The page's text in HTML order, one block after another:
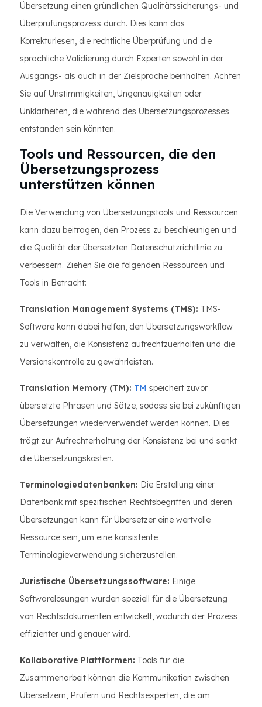
Übersetzung einen gründlichen Qualitätssicherungs- und
Überprüfungsprozess durch. Dies kann das
Korrekturlesen, die rechtliche Überprüfung und die
sprachliche Validierung durch Experten sowohl in der
Ausgangs- als auch in der Zielsprache beinhalten. Achten
Sie auf Unstimmigkeiten, Ungenauigkeiten oder
Unklarheiten, die während des Übersetzungsprozesses
entstanden sein könnten.
Tools und Ressourcen, die den
Übersetzungsprozess
unterstützen können
Die Verwendung von Übersetzungstools und Ressourcen
kann dazu beitragen, den Prozess zu beschleunigen und
die Qualität der übersetzten Datenschutzrichtlinie zu
verbessern. Ziehen Sie die folgenden Ressourcen und
Tools in Betracht:
Translation Management Systems (TMS): TMS-
Software kann dabei helfen, den Übersetzungsworkflow
zu verwalten, die Konsistenz aufrechtzuerhalten und die
Versionskontrolle zu gewährleisten.
Translation Memory (TM): TM speichert zuvor
übersetzte Phrasen und Sätze, sodass sie bei zukünftigen
Übersetzungen wiederverwendet werden können. Dies
trägt zur Aufrechterhaltung der Konsistenz bei und senkt
die Übersetzungskosten.
Terminologiedatenbanken: Die Erstellung einer
Datenbank mit spezifischen Rechtsbegriffen und deren
Übersetzungen kann für Übersetzer eine wertvolle
Ressource sein, um eine konsistente
Terminologieverwendung sicherzustellen.
Juristische Übersetzungssoftware: Einige
Softwarelösungen wurden speziell für die Übersetzung
von Rechtsdokumenten entwickelt, wodurch der Prozess
effizienter und genauer wird.
Kollaborative Plattformen: Tools für die
Zusammenarbeit können die Kommunikation zwischen
Übersetzern, Prüfern und Rechtsexperten, die am